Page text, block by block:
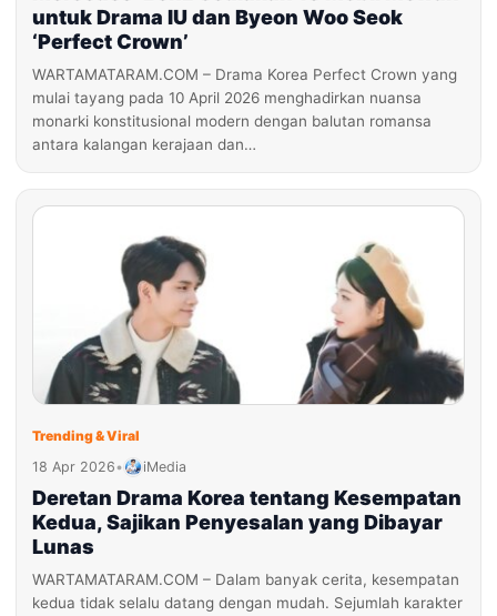
untuk Drama IU dan Byeon Woo Seok
‘Perfect Crown’
WARTAMATARAM.COM – Drama Korea Perfect Crown yang
mulai tayang pada 10 April 2026 menghadirkan nuansa
monarki konstitusional modern dengan balutan romansa
antara kalangan kerajaan dan…
Trending & Viral
18 Apr 2026• iMedia
Deretan Drama Korea tentang Kesempatan
Kedua, Sajikan Penyesalan yang Dibayar
Lunas
WARTAMATARAM.COM – Dalam banyak cerita, kesempatan
kedua tidak selalu datang dengan mudah. Sejumlah karakter